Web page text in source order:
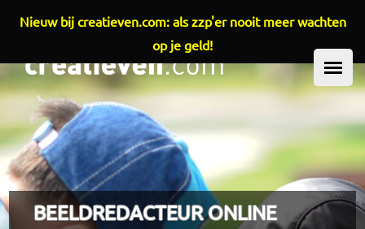
Overslaan en naar de inhoud gaan
HOOFDMENU
BEELDREDACTEUR ONLINE
Nieuw bij creatieven.com: als zzp'er nooit meer wachten
op je geld!